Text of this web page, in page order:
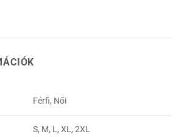
Férfi, Női
S, M, L, XL, 2XL